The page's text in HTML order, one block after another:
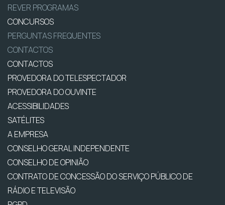
REVER PROGRAMAS
CONCURSOS
PERGUNTAS FREQUENTES
CONTACTOS
CONTACTOS
PROVEDORA DO TELESPECTADOR
PROVEDORA DO OUVINTE
ACESSIBILIDADES
SATÉLITES
A EMPRESA
CONSELHO GERAL INDEPENDENTE
CONSELHO DE OPINIÃO
CONTRATO DE CONCESSÃO DO SERVIÇO PÚBLICO DE
RÁDIO E TELEVISÃO